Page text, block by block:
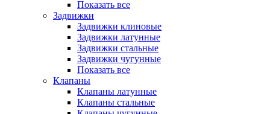
Показать все
Задвижки
Задвижки клиновые
Задвижки латунные
Задвижки стальные
Задвижки чугунные
Показать все
Клапаны
Клапаны латунные
Клапаны стальные